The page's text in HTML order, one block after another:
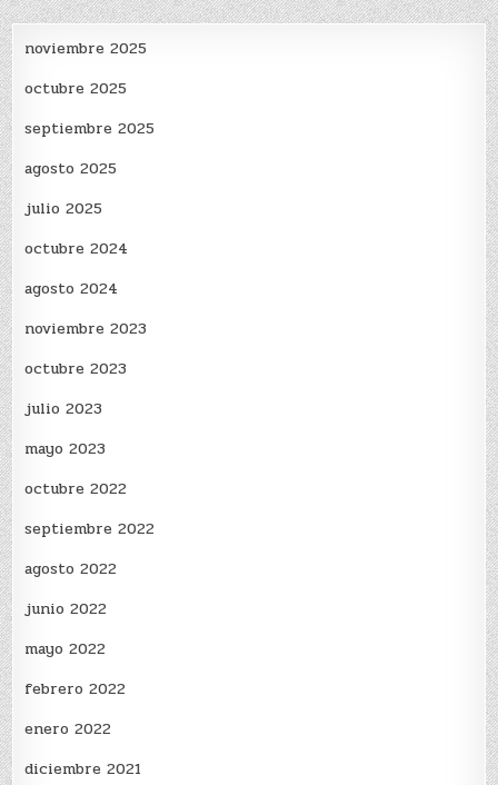
noviembre 2025
octubre 2025
septiembre 2025
agosto 2025
julio 2025
octubre 2024
agosto 2024
noviembre 2023
octubre 2023
julio 2023
mayo 2023
octubre 2022
septiembre 2022
agosto 2022
junio 2022
mayo 2022
febrero 2022
enero 2022
diciembre 2021